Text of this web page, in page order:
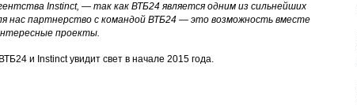
Instinct, — так как ВТБ24 является одним из сильнейших
нас партнерство с командой ВТБ24 — это возможность вместе
проекты.
и Instinct увидит свет в начале 2015 года.